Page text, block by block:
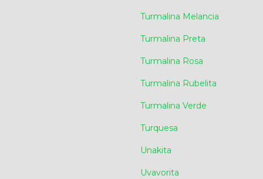
Turmalina Melancia
Turmalina Preta
Turmalina Rosa
Turmalina Rubelita
Turmalina Verde
Turquesa
Unakita
Uvavorita